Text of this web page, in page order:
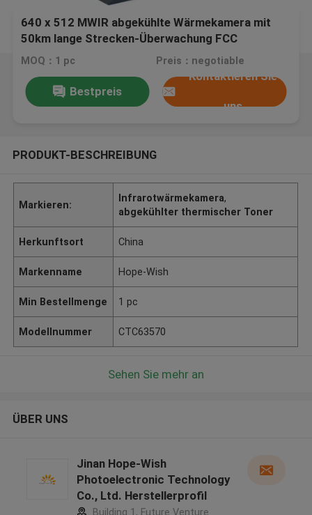
640 x 512 MWIR abgekühlte Wärmekamera mit
50km lange Strecken-Überwachung FCC
MOQ：1 pc Preis：negotiable
Bestpreis
Kontaktieren Sie
uns
PRODUKT-BESCHREIBUNG
Markieren:
Infrarotwärmekamera,
abgekühlter thermischer Toner
Herkunftsort China
Markenname Hope-Wish
Min Bestellmenge 1 pc
Modellnummer CTC63570
Sehen Sie mehr an
ÜBER UNS
Jinan Hope-Wish
Photoelectronic Technology
Co., Ltd. Herstellerprofil
Building 1, Future Venture